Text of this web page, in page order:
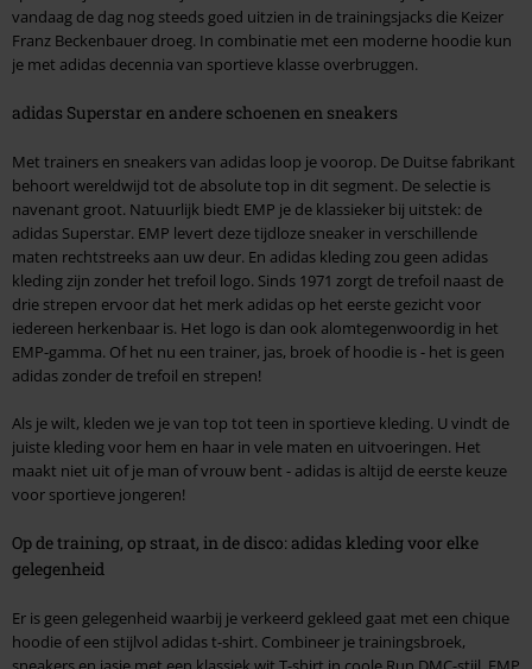
vandaag de dag nog steeds goed uitzien in de trainingsjacks die Keizer
Franz Beckenbauer droeg. In combinatie met een moderne hoodie kun
je met adidas decennia van sportieve klasse overbruggen.
adidas Superstar en andere schoenen en sneakers
Met trainers en sneakers van adidas loop je voorop. De Duitse fabrikant
behoort wereldwijd tot de absolute top in dit segment. De selectie is
navenant groot. Natuurlijk biedt EMP je de klassieker bij uitstek: de
adidas Superstar. EMP levert deze tijdloze sneaker in verschillende
maten rechtstreeks aan uw deur. En adidas kleding zou geen adidas
kleding zijn zonder het trefoil logo. Sinds 1971 zorgt de trefoil naast de
drie strepen ervoor dat het merk adidas op het eerste gezicht voor
iedereen herkenbaar is. Het logo is dan ook alomtegenwoordig in het
EMP-gamma. Of het nu een trainer, jas, broek of hoodie is - het is geen
adidas zonder de trefoil en strepen!
Als je wilt, kleden we je van top tot teen in sportieve kleding. U vindt de
juiste kleding voor hem en haar in vele maten en uitvoeringen. Het
maakt niet uit of je man of vrouw bent - adidas is altijd de eerste keuze
voor sportieve jongeren!
Op de training, op straat, in de disco: adidas kleding voor elke
gelegenheid
Er is geen gelegenheid waarbij je verkeerd gekleed gaat met een chique
hoodie of een stijlvol adidas t-shirt. Combineer je trainingsbroek,